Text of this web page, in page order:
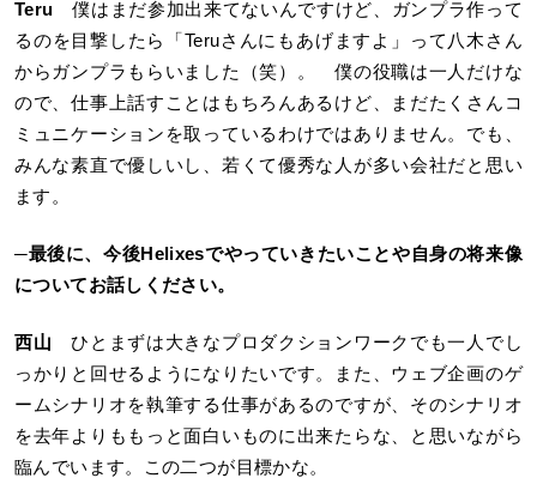
Teru 僕はまだ参加出来てないんですけど、ガンプラ作って
るのを目撃したら「Teruさんにもあげますよ」って八木さん
からガンプラもらいました（笑）。 僕の役職は一人だけな
ので、仕事上話すことはもちろんあるけど、まだたくさんコ
ミュニケーションを取っているわけではありません。でも、
みんな素直で優しいし、若くて優秀な人が多い会社だと思い
ます。
─最後に、今後Helixesでやっていきたいことや自身の将来像
についてお話しください。
西山 ひとまずは大きなプロダクションワークでも一人でし
っかりと回せるようになりたいです。また、ウェブ企画のゲ
ームシナリオを執筆する仕事があるのですが、そのシナリオ
を去年よりももっと面白いものに出来たらな、と思いながら
臨んでいます。この二つが目標かな。